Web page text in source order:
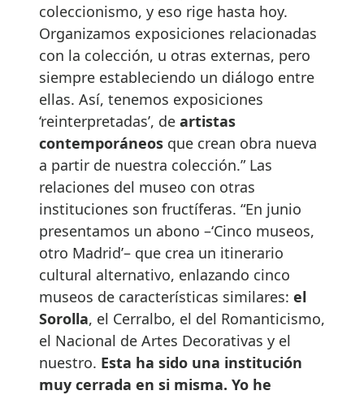
coleccionismo, y eso rige hasta hoy.
Organizamos exposiciones relacionadas
con la colección, u otras externas, pero
siempre estableciendo un diálogo entre
ellas. Así, tenemos exposiciones
‘reinterpretadas’, de artistas
contemporáneos que crean obra nueva
a partir de nuestra colección.” Las
relaciones del museo con otras
instituciones son fructíferas. “En junio
presentamos un abono –‘Cinco museos,
otro Madrid’– que crea un itinerario
cultural alternativo, enlazando cinco
museos de características similares: el
Sorolla, el Cerralbo, el del Romanticismo,
el Nacional de Artes Decorativas y el
nuestro. Esta ha sido una institución
muy cerrada en si misma. Yo he